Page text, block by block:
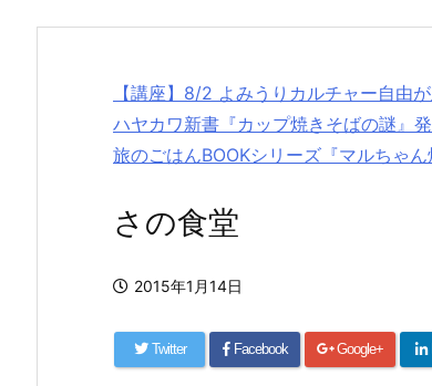
【講座】8/2 よみうりカルチャー自由
ハヤカワ新書『カップ焼きそばの謎』発
旅のごはんBOOKシリーズ『マルちゃ
さの食堂
2015年1月14日
Twitter Facebook Google+